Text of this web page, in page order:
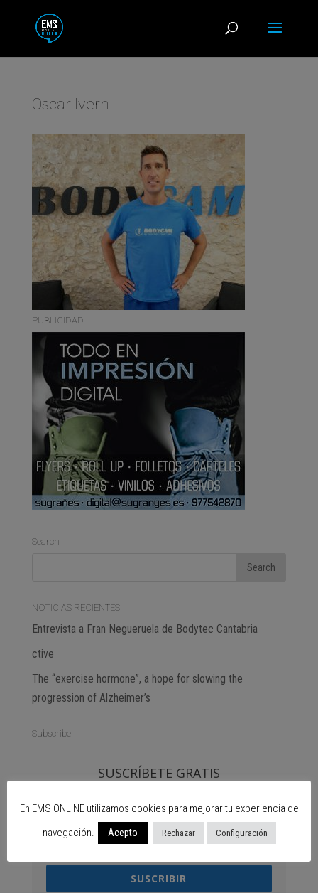
Oscar Ivern
PUBLICIDAD
Search
NOTICIAS RECIENTES
Entrevista a Fran Negueruela de Bodytec Cantabria
ctive
The “exercise hormone”, a hope for slowing the
progression of Alzheimer’s
Subscribe
SUSCRÍBETE GRATIS
SUSCRIBIR
En EMS ONLINE utilizamos cookies para mejorar tu experiencia de
navegación.
Acepto Rechazar Configuración